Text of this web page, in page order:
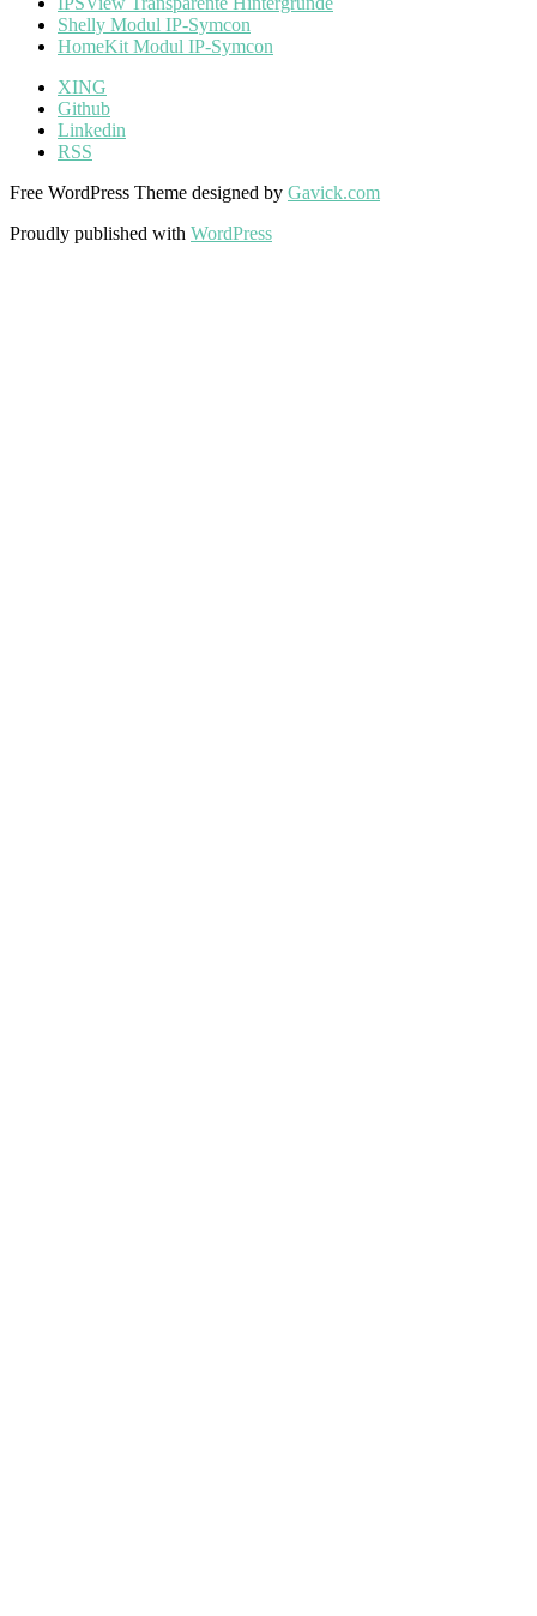
Shelly Modul IP-Symcon
HomeKit Modul IP-Symcon
XING
Github
Linkedin
RSS
Free WordPress Theme designed by Gavick.com
Proudly published with WordPress